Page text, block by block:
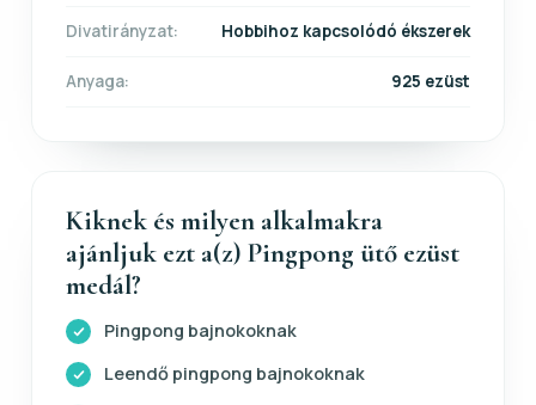
Divatirányzat: Hobbihoz kapcsolódó ékszerek
Anyaga: 925 ezüst
Kiknek és milyen alkalmakra
ajánljuk ezt a(z) Pingpong ütő ezüst
medál?
Pingpong bajnokoknak
Leendő pingpong bajnokoknak